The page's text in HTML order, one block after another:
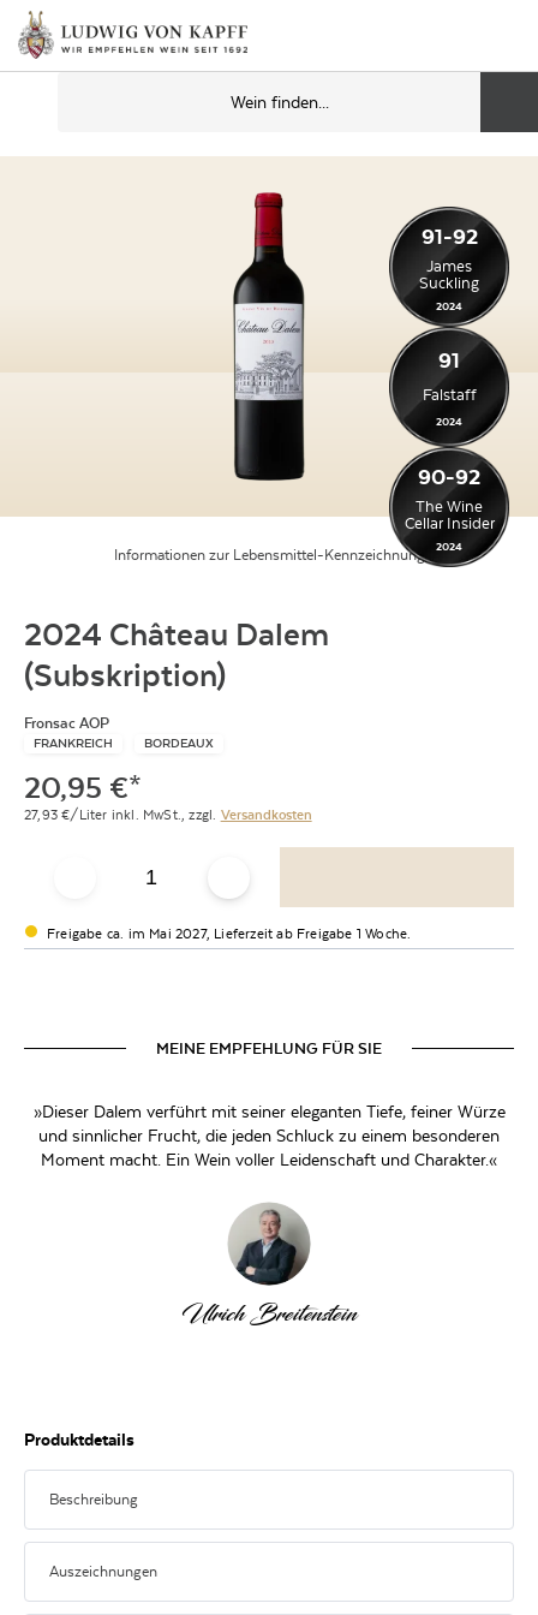
Informationen zur Lebensmittel-Kennzeichnung
91-92
James
Suckling
2024
91
Falstaff
2024
90-92
The Wine
Cellar Insider
2024
2024 Château Dalem
(Subskription)
Fronsac AOP
FRANKREICH BORDEAUX
20,95 €*
27,93 €/Liter inkl. MwSt., zzgl. Versandkosten
Freigabe ca. im Mai 2027, Lieferzeit ab Freigabe 1 Woche.
MEINE EMPFEHLUNG FÜR SIE
»Dieser Dalem verführt mit seiner eleganten Tiefe, feiner Würze
und sinnlicher Frucht, die jeden Schluck zu einem besonderen
Moment macht. Ein Wein voller Leidenschaft und Charakter.«
Ulrich Breitenstein
Produktdetails
Beschreibung
Tolles Ergebnis jenseits der Prestige-Appellationen
Das Château Dalem beweist mit diesem Jahrgang einmal mehr, welches
Auszeichnungen